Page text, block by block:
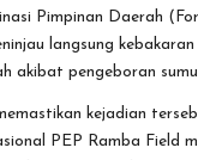
Pimpinan Daerah
langsung
akibat pengeboran
kejadian
PEP Ramba Field